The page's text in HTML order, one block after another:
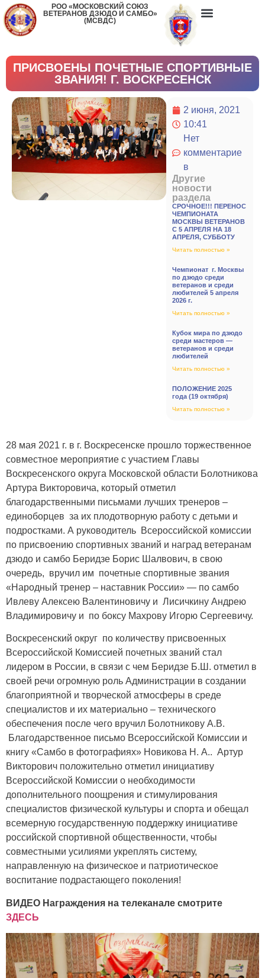
РОО «МОСКОВСКИЙ СОЮЗ
ВЕТЕРАНОВ ДЗЮДО И САМБО»
(МСВДС)
ПРИСВОЕНЫ ПОЧЕТНЫЕ СПОРТИВНЫЕ
ЗВАНИЯ! Г. ВОСКРЕСЕНСК
2 июня, 2021
10:41
Нет
комментарие
в
Другие
новости
раздела
СРОЧНОЕ!!! ПЕРЕНОС
ЧЕМПИОНАТА
МОСКВЫ ВЕТЕРАНОВ
С 5 АПРЕЛЯ НА 18
АПРЕЛЯ, СУББОТУ
Читать полностью »
Чемпионат г. Москвы
по дзюдо среди
ветеранов и среди
любителей 5 апреля
2026 г.
Читать полностью »
Кубок мира по дзюдо
среди мастеров —
ветеранов и среди
любителей
Читать полностью »
ПОЛОЖЕНИЕ 2025
года (19 октября)
Читать полностью »
28 мая 2021 г. в г. Воскресенске прошло торжественное
совместное мероприятие с участием Главы
Воскресенского округа Московской области Болотникова
Артура Викторовича, который отметил
благодарственными письмами лучших тренеров –
единоборцев за их плодотворную работу с детьми и
подростками. А руководитель Всероссийской комиссии
по присвоению спортивных званий и наград ветеранам
дзюдо и самбо Беридзе Борис Шалвович, в свою
очередь, вручил им почетные спортивные звания
«Народный тренер – наставник России» — по самбо
Ивлеву Алексею Валентиновичу и Лисичкину Андрею
Владимировичу и по боксу Махрову Игорю Сергеевичу.
Воскресенский округ по количеству присвоенных
Всероссийской Комиссией почетных званий стал
лидером в России, в связи с чем Беридзе Б.Ш. отметил в
своей речи огромную роль Администрации в создании
благоприятной и творческой атмосферы в среде
специалистов и их материально – технического
обеспечения после чего вручил Болотникову А.В.
Благодарственное письмо Всероссийской Комиссии и
книгу «Самбо в фотографиях» Новикова Н. А.. Артур
Викторович положительно отметил инициативу
Всероссийской Комиссии о необходимости
дополнительного поощрения и стимулирования
специалистов физической культуры и спорта и обещал
всемерную государственную поддержку инициативе
российской спортивной общественности, чтобы
совместными усилиями укреплять систему,
направленную на физическое и патриотическое
воспитание подрастающего поколения!
ВИДЕО Награждения на телеканале смотрите
ЗДЕСЬ